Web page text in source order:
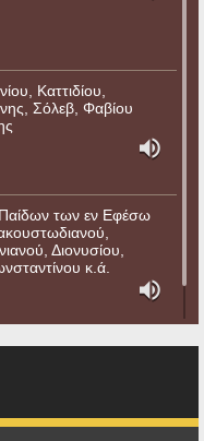
Καττιδίου,
Σόλεβ, Φαβίου
των εν Εφέσω
Διονυσίου,
κ.ά.